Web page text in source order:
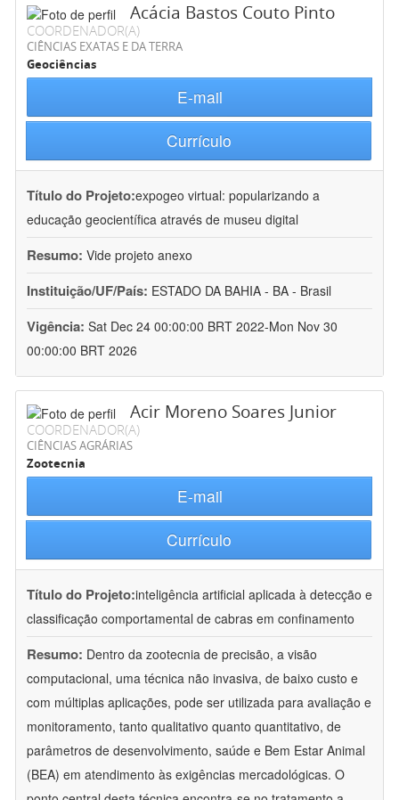
Acácia Bastos Couto Pinto
COORDENADOR(A)
CIÊNCIAS EXATAS E DA TERRA
Geociências
E-mail
Currículo
Título do Projeto:expogeo virtual: popularizando a
educação geocientífica através de museu digital
Resumo: Vide projeto anexo
Instituição/UF/País: ESTADO DA BAHIA - BA - Brasil
Vigência: Sat Dec 24 00:00:00 BRT 2022-Mon Nov 30
00:00:00 BRT 2026
Acir Moreno Soares Junior
COORDENADOR(A)
CIÊNCIAS AGRÁRIAS
Zootecnia
E-mail
Currículo
Título do Projeto:inteligência artificial aplicada à detecção e
classificação comportamental de cabras em confinamento
Resumo: Dentro da zootecnia de precisão, a visão
computacional, uma técnica não invasiva, de baixo custo e
com múltiplas aplicações, pode ser utilizada para avaliação e
monitoramento, tanto qualitativo quanto quantitativo, de
parâmetros de desenvolvimento, saúde e Bem Estar Animal
(BEA) em atendimento às exigências mercadológicas. O